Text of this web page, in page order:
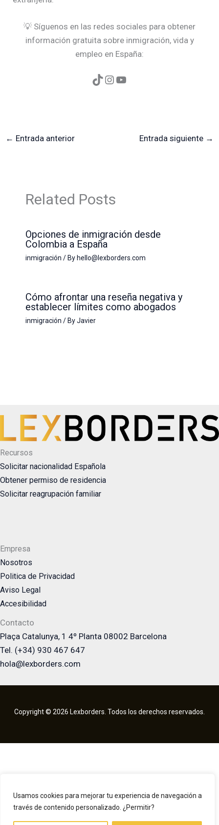
Usamos cookies para mejorar tu experiencia de navegación a
través de contenido personalizado. ¿Permitir?
💡 Síguenos en las redes sociales para obtener
información gratuita sobre inmigración, vida y
empleo en España:
← Entrada anterior Entrada siguiente →
Related Posts
Opciones de inmigración desde
Colombia a España
inmigración / Byhello@lexborders.com
Cómo afrontar una reseña negativa y
establecer límites como abogados
inmigración / ByJavier
Recursos
Solicitar nacionalidad Española
Obtener permiso de residencia
Solicitar reagrupación familiar
Empresa
Nosotros
Politica de Privacidad
Aviso Legal
Accesibilidad
Contacto
Plaça Catalunya, 1 4º Planta 08002 Barcelona
Tel. (+34) 930 467 647
hola@lexborders.com
Copyright © 2026 Lexborders. Todos los derechos reservados.